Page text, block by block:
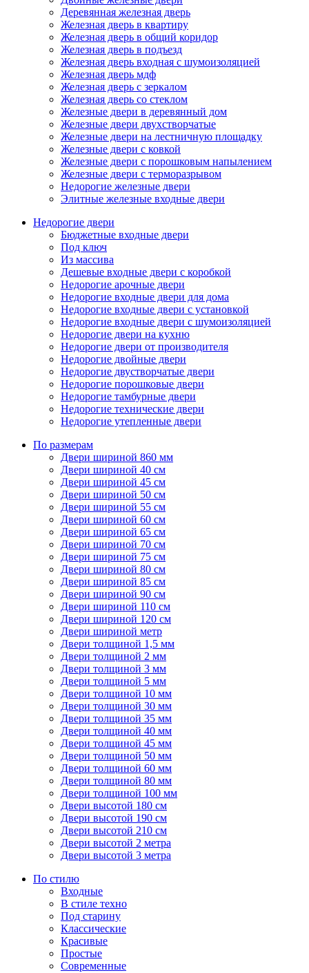
Деревянная железная дверь
Железная дверь в квартиру
Железная дверь в общий коридор
Железная дверь в подъезд
Железная дверь входная с шумоизоляцией
Железная дверь мдф
Железная дверь с зеркалом
Железная дверь со стеклом
Железные двери в деревянный дом
Железные двери двухстворчатые
Железные двери на лестничную площадку
Железные двери с ковкой
Железные двери с порошковым напылением
Железные двери с терморазрывом
Недорогие железные двери
Элитные железные входные двери
Недорогие двери
Бюджетные входные двери
Под ключ
Из массива
Дешевые входные двери с коробкой
Недорогие арочные двери
Недорогие входные двери для дома
Недорогие входные двери с установкой
Недорогие входные двери с шумоизоляцией
Недорогие двери на кухню
Недорогие двери от производителя
Недорогие двойные двери
Недорогие двустворчатые двери
Недорогие порошковые двери
Недорогие тамбурные двери
Недорогие технические двери
Недорогие утепленные двери
По размерам
Двери шириной 860 мм
Двери шириной 40 см
Двери шириной 45 см
Двери шириной 50 см
Двери шириной 55 см
Двери шириной 60 см
Двери шириной 65 см
Двери шириной 70 см
Двери шириной 75 см
Двери шириной 80 см
Двери шириной 85 см
Двери шириной 90 см
Двери шириной 110 см
Двери шириной 120 см
Двери шириной метр
Двери толщиной 1,5 мм
Двери толщиной 2 мм
Двери толщиной 3 мм
Двери толщиной 5 мм
Двери толщиной 10 мм
Двери толщиной 30 мм
Двери толщиной 35 мм
Двери толщиной 40 мм
Двери толщиной 45 мм
Двери толщиной 50 мм
Двери толщиной 60 мм
Двери толщиной 80 мм
Двери толщиной 100 мм
Двери высотой 180 см
Двери высотой 190 см
Двери высотой 210 см
Двери высотой 2 метра
Двери высотой 3 метра
По стилю
Входные
В стиле техно
Под старину
Классические
Красивые
Простые
Современные